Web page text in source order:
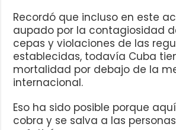
Recordó que incluso en este
aupado por la contagiosidad
cepas y violaciones de las
establecidas, todavía Cuba
mortalidad por debajo de la
internacional.
Eso ha sido posible porque
cobra y se salva a las